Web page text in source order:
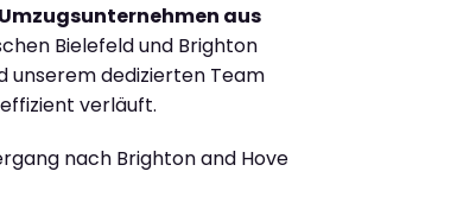
aus
Bielefeld und Brighton
unserem dedizierten Team
verläuft.
nach Brighton and Hove